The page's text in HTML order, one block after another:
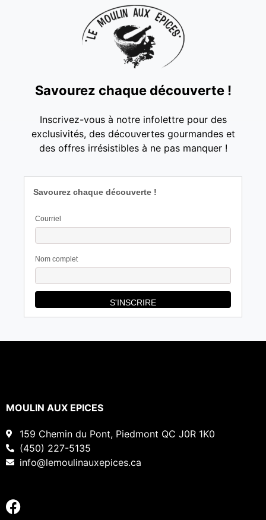
Savourez chaque découverte !
Inscrivez-vous à notre infolettre pour des
exclusivités, des découvertes gourmandes et
des offres irrésistibles à ne pas manquer !
Savourez chaque découverte !
Courriel
Nom complet
MOULIN AUX EPICES
159 Chemin du Pont, Piedmont QC J0R 1K0
(450) 227-5135
info@lemoulinauxepices.ca